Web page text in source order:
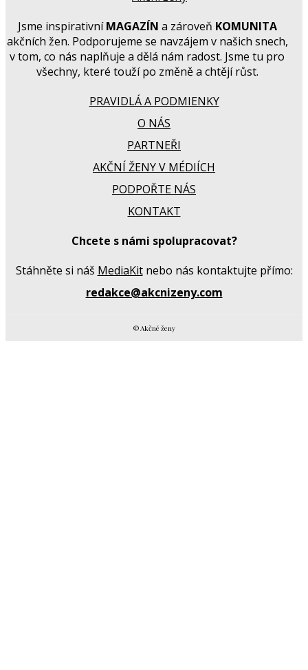
Jsme inspirativníMAGAZÍN a zároveň KOMUNITA
akčních žen. Podporujeme se navzájem v našich snech,
v tom, co nás naplňuje a dělá nám radost. Jsme tu pro
všechny, které touží po změně a chtějí růst.
PRAVIDLÁ A PODMIENKY
O NÁS
PARTNEŘI
AKČNÍ ŽENY V MÉDIÍCH
PODPOŘTE NÁS
KONTAKT
Chcete s námi spolupracovat?
Stáhněte si náš MediaKitnebo nás kontaktujte přímo:
redakce@akcnizeny.com
© Akčné ženy